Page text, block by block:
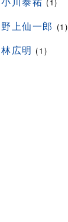
野上仙一郎 (1)
林広明 (1)